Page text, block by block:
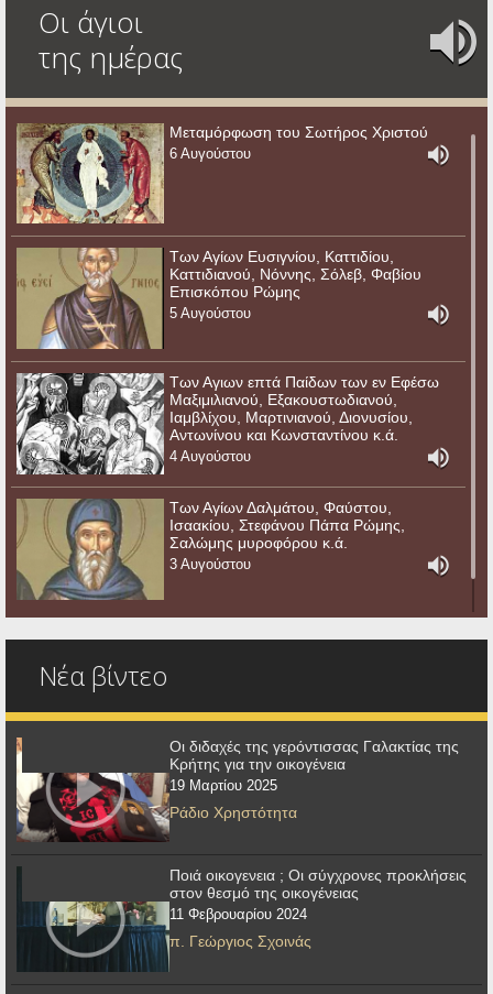
Οι άγιοι
της ημέρας
Μεταμόρφωση του Σωτήρος Χριστού
6 Αυγούστου
Των Αγίων Ευσιγνίου, Καττιδίου,
Καττιδιανού, Νόννης, Σόλεβ, Φαβίου
Επισκόπου Ρώμης
5 Αυγούστου
Των Αγιων επτά Παίδων των εν Εφέσω
Μαξιμιλιανού, Εξακουστωδιανού,
Ιαμβλίχου, Μαρτινιανού, Διονυσίου,
Αντωνίνου και Κωνσταντίνου κ.ά.
4 Αυγούστου
Των Αγίων Δαλμάτου, Φαύστου,
Ισαακίου, Στεφάνου Πάπα Ρώμης,
Σαλώμης μυροφόρου κ.ά.
3 Αυγούστου
Νέα βίντεο
Οι διδαχές της γερόντισσας Γαλακτίας της
Κρήτης για την οικογένεια
19 Μαρτίου 2025
Ράδιο Χρηστότητα
Ποιά οικογενεια ; Οι σύγχρονες προκλήσεις
στον θεσμό της οικογένειας
11 Φεβρουαρίου 2024
π. Γεώργιος Σχοινάς